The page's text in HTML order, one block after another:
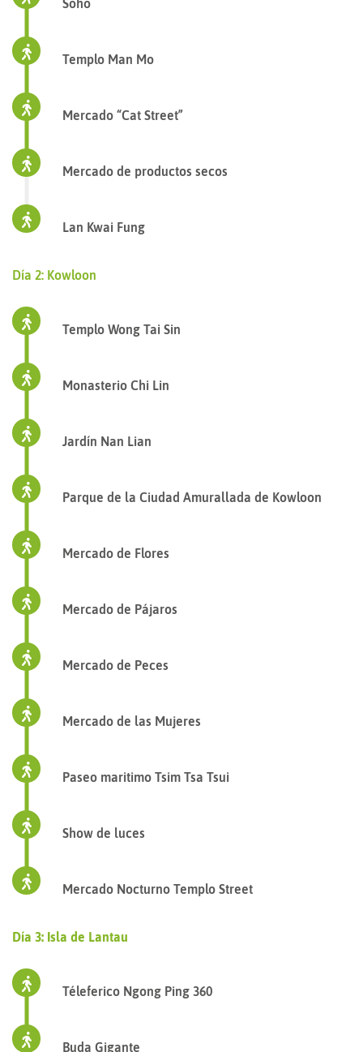
Soho
Templo Man Mo
Mercado “Cat Street”
Mercado de productos secos
Lan Kwai Fung
Día 2: Kowloon
Templo Wong Tai Sin
Monasterio Chi Lin
Jardín Nan Lian
Parque de la Ciudad Amurallada de Kowloon
Mercado de Flores
Mercado de Pájaros
Mercado de Peces
Mercado de las Mujeres
Paseo maritimo Tsim Tsa Tsui
Show de luces
Mercado Nocturno Templo Street
Día 3: Isla de Lantau
Téleferico Ngong Ping 360
Buda Gigante